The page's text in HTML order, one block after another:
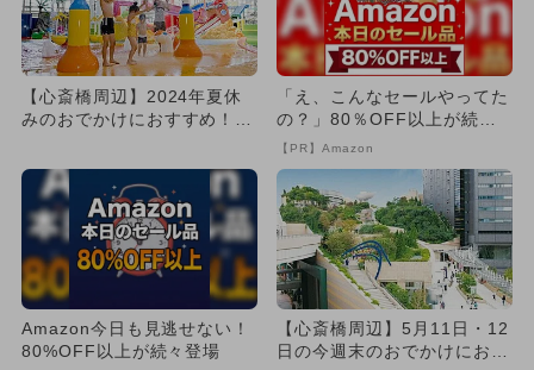
【心斎橋周辺】2024年夏休
みのおでかけにおすすめ！人
「え、こんなセールやってた
の？」80％OFF以上が続々
登場！Amazonの本気が...
【PR】Amazon
Amazon今日も見逃せない！
80%OFF以上が続々登場
【心斎橋周辺】5月11日・12
日の今週末のおでかけにおす